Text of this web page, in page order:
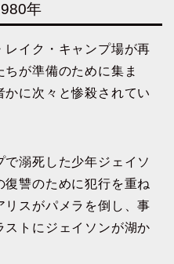
年
レイク・キャンプ場が再
が準備のために集ま
かに次々と惨殺されてい
溺死した少年ジェイソ
復讐のために犯行を重ね
スがパメラを倒し、事
トにジェイソンが湖か